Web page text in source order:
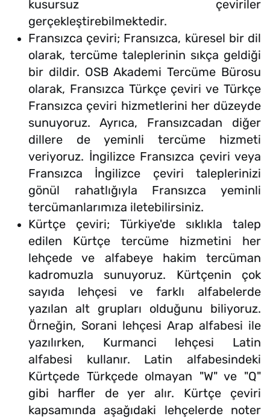
kusursuz çeviriler
gerçekleştirebilmektedir.
Fransızca çeviri; Fransızca, küresel bir dil
olarak, tercüme taleplerinin sıkça geldiği
bir dildir. OSB Akademi Tercüme Bürosu
olarak, Fransızca Türkçe çeviri ve Türkçe
Fransızca çeviri hizmetlerini her düzeyde
sunuyoruz. Ayrıca, Fransızcadan diğer
dillere de yeminli tercüme hizmeti
veriyoruz. İngilizce Fransızca çeviri veya
Fransızca İngilizce çeviri taleplerinizi
gönül rahatlığıyla Fransızca yeminli
tercümanlarımıza iletebilirsiniz.
Kürtçe çeviri; Türkiye'de sıklıkla talep
edilen Kürtçe tercüme hizmetini her
lehçede ve alfabeye hakim tercüman
kadromuzla sunuyoruz. Kürtçenin çok
sayıda lehçesi ve farklı alfabelerde
yazılan alt grupları olduğunu biliyoruz.
Örneğin, Sorani lehçesi Arap alfabesi ile
yazılırken, Kurmanci lehçesi Latin
alfabesi kullanır. Latin alfabesindeki
Kürtçede Türkçede olmayan "W" ve "Q"
gibi harfler de yer alır. Kürtçe çeviri
kapsamında aşağıdaki lehçelerde noter